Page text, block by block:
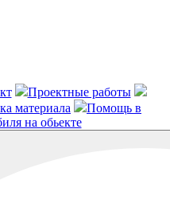
Проектные работы
материала
Помощь в
на обьекте